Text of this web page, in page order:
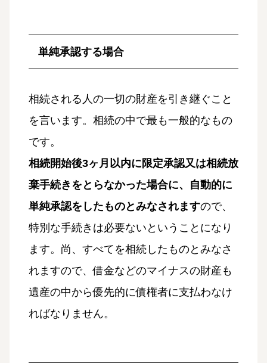
単純承認する場合
相続される人の一切の財産を引き継ぐこと
を言います。相続の中で最も一般的なもの
です。
相続開始後3ヶ月以内に限定承認又は相続放
棄手続きをとらなかった場合に、自動的に
単純承認をしたものとみなされますので、
特別な手続きは必要ないということになり
ます。尚、すべてを相続したものとみなさ
れますので、借金などのマイナスの財産も
遺産の中から優先的に債権者に支払わなけ
ればなりません。